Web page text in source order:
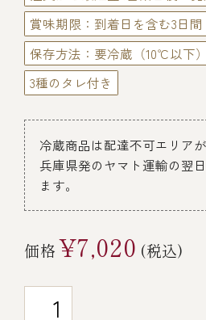
￥5,000～￥9,999
￥10,000～￥14,999
￥15,000～￥19,999
￥20,000～
その他
全商品一覧
賞味期限：到着日を含む3日間
保存方法：要冷蔵（10℃以下
3種のタレ付き
冷蔵商品は配達不可エリアが
兵庫県発のヤマト運輸の翌
ます。
価格¥7,020 (税込)